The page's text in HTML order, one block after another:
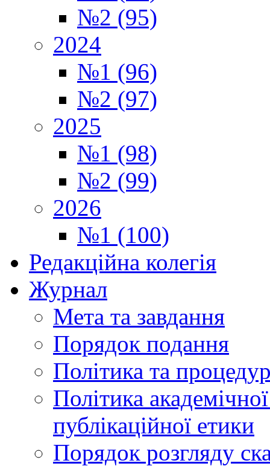
№2 (95)
2024
№1 (96)
№2 (97)
2025
№1 (98)
№2 (99)
2026
№1 (100)
Редакційна колегія
Журнал
Мета та завдання
Порядок подання
Політика та
Політика
публікаційної етики
Порядок розгляду